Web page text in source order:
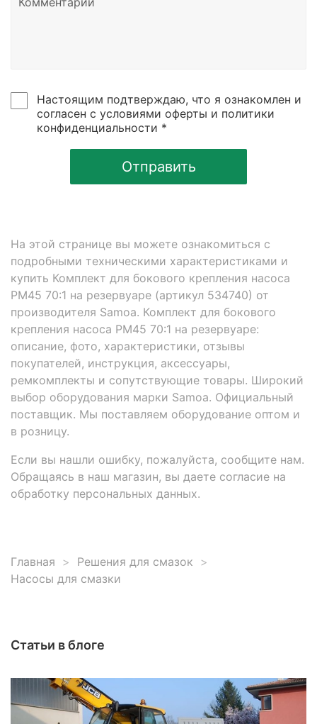
Настоящим подтверждаю, что я ознакомлен и
согласен с условиями оферты и политики
конфиденциальности *
Отправить
На этой странице вы можете ознакомиться с
подробными техническими характеристиками и
купить Комплект для бокового крепления насоса
РМ45 70:1 на резервуаре (артикул 534740) от
производителя Samoa. Комплект для бокового
крепления насоса РМ45 70:1 на резервуаре:
описание, фото, характеристики, отзывы
покупателей, инструкция, аксессуары,
ремкомплекты и сопутствующие товары. Широкий
выбор оборудования марки Samoa. Официальный
поставщик. Мы поставляем оборудование оптом и
в розницу.
Если вы нашли ошибку, пожалуйста, сообщите нам.
Обращаясь в наш магазин, вы даете согласие на
обработку персональных данных.
Главная
Решения для смазок
Насосы для смазки
Статьи в блоге